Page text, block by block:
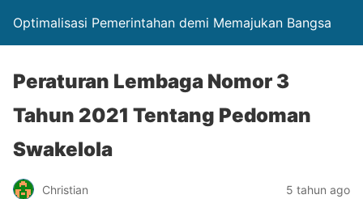
Optimalisasi Pemerintahan demi Memajukan Bangsa
Peraturan Lembaga Nomor 3
Tahun 2021 Tentang Pedoman
Swakelola
Christian 5 tahun ago